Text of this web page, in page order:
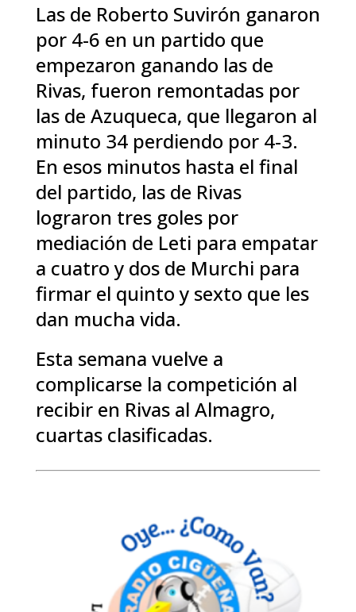
Las de Roberto Suvirón ganaron
por 4-6 en un partido que
empezaron ganando las de
Rivas, fueron remontadas por
las de Azuqueca, que llegaron al
minuto 34 perdiendo por 4-3.
En esos minutos hasta el final
del partido, las de Rivas
lograron tres goles por
mediación de Leti para empatar
a cuatro y dos de Murchi para
firmar el quinto y sexto que les
dan mucha vida.
Esta semana vuelve a
complicarse la competición al
recibir en Rivas al Almagro,
cuartas clasificadas.